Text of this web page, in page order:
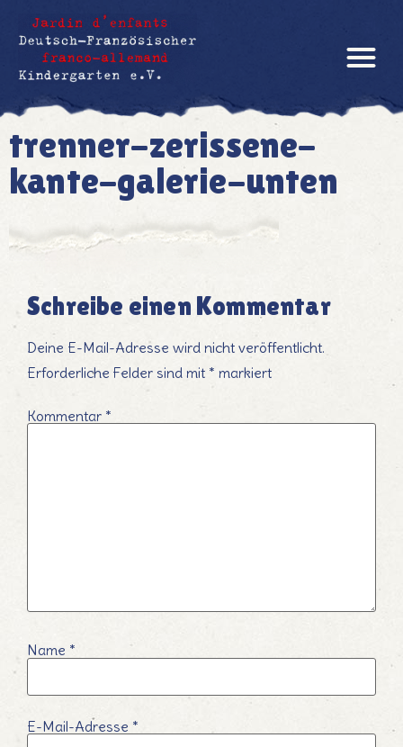
trenner-zerissene-
kante-galerie-unten
Schreibe einen Kommentar
Deine E-Mail-Adresse wird nicht veröffentlicht.
Erforderliche Felder sind mit * markiert
Kommentar *
Name *
E-Mail-Adresse *